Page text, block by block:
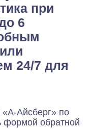
при
6
24/7 для
Айсберг» по
формой обратной